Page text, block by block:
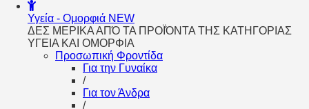
Υγεία - Ομορφιά NEW
ΔΕΣ ΜΕΡΙΚΑ ΑΠΌ ΤΑ ΠΡΟΪΌΝΤΑ ΤΗΣ ΚΑΤΗΓΟΡΙΑΣ
ΥΓΕΙΑ ΚΑΙ ΟΜΟΡΦΙΑ
Προσωπική Φροντίδα
Για την Γυναίκα
/
Για τον Άνδρα
/